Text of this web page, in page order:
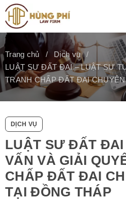
Trang chủ
Dịch vụ
LUẬT SƯ ĐẤT ĐAI – LUẬT SƯ
TRANH CHẤP ĐẤT ĐAI
DỊCH VỤ
LUẬT SƯ ĐẤT
VẤN VÀ GIẢI
CHẤP ĐẤT ĐAI
TẠI ĐỒNG THÁP